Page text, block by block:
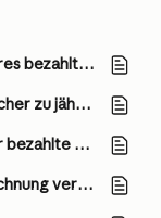
Steuernummer oder Umsatzsteuer-ID Ihres bezahlten Claude-Kontos hinzufügen oder aktualisieren
So ändern Sie Ihren Pro-Plan von monatlicher zu jährlicher Abrechnung
Verwaltung der zusätzlichen Nutzung für bezahlte Claude-Pläne
Ihre Rechnungsadresse und Steuerberechnung verstehen